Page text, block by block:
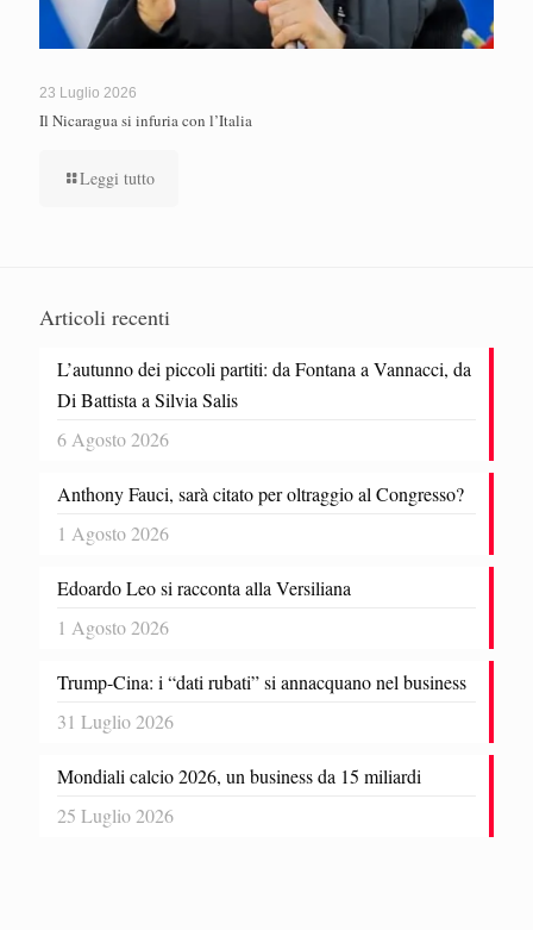
23 Luglio 2026
Il Nicaragua si infuria con l’Italia
Leggi tutto
Articoli recenti
L’autunno dei piccoli partiti: da Fontana a Vannacci, da
Di Battista a Silvia Salis
6 Agosto 2026
Anthony Fauci, sarà citato per oltraggio al Congresso?
1 Agosto 2026
Edoardo Leo si racconta alla Versiliana
1 Agosto 2026
Trump-Cina: i “dati rubati” si annacquano nel business
31 Luglio 2026
Mondiali calcio 2026, un business da 15 miliardi
25 Luglio 2026